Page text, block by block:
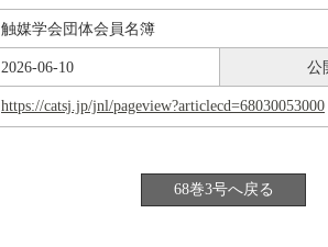
触媒学会団体会員名簿
2026-06-10 公
https://catsj.jp/jnl/pageview?articlecd=68030053000
68巻3号へ戻る